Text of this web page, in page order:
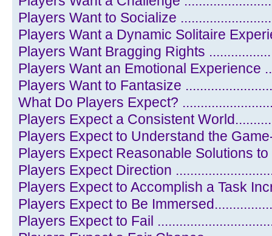
Players Want to Socialize
Players Want a Dynamic Solitaire
Players Want Bragging Rights
Players Want an Emotional Experience
Players Want to Fantasize
What Do Players Expect?
Players Expect a Consistent
Players Expect to Understand the
Players Expect Reasonable Solutions to
Players Expect Direction
Players Expect to Accomplish a Task
Players Expect to Be
Players Expect to Fail